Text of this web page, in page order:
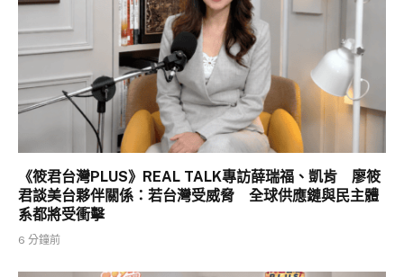
《筱君台灣PLUS》REAL TALK專訪薛瑞福、凱肯 廖筱
君談美台夥伴關係：若台灣受威脅 全球供應鏈與民主體
系都將受衝擊
6 分鐘前